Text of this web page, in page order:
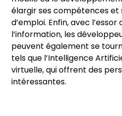
élargir ses compétences et
d’emploi. Enfin, avec
l’information, les
peuvent également se
tels que l’Intelligence
virtuelle, qui offrent des
intéressantes.